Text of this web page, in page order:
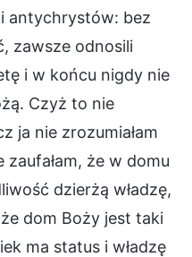
antychrystów: bez
zawsze odnosili
i w końcu nigdy nie
Czyż to nie
ja nie zrozumiałam
że w domu
dzierżą władzę,
dom Boży jest taki
ma status i władzę